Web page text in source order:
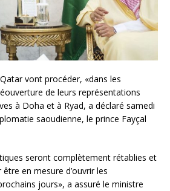
vont procéder, «dans les
de leurs représentations
à Doha et à Ryad, a déclaré samedi
saoudienne, le prince Fayçal
seront complètement rétablies et
en mesure d’ouvrir les
jours», a assuré le ministre